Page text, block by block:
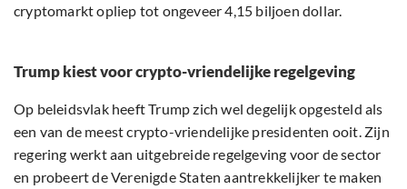
cryptomarkt opliep tot ongeveer 4,15 biljoen dollar.
Trump kiest voor crypto-vriendelijke regelgeving
Op beleidsvlak heeft Trump zich wel degelijk opgesteld als
een van de meest crypto-vriendelijke presidenten ooit. Zijn
regering werkt aan uitgebreide regelgeving voor de sector
en probeert de Verenigde Staten aantrekkelijker te maken